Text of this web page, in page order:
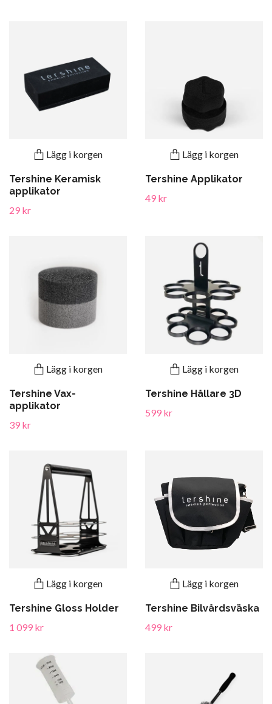
Lägg i korgen
Tershine Keramisk
applikator
29 kr
Lägg i korgen
Tershine Applikator
49 kr
Lägg i korgen
Tershine Vax-
applikator
39 kr
Lägg i korgen
Tershine Hållare 3D
599 kr
Lägg i korgen
Tershine Gloss Holder
1 099 kr
Lägg i korgen
Tershine Bilvårdsväska
499 kr